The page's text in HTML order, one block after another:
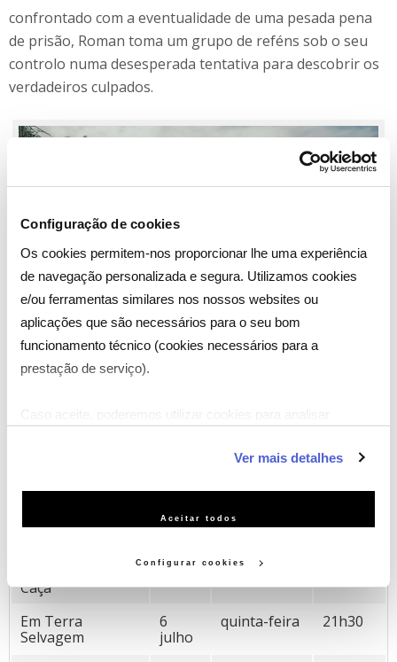
Configuração de cookies
Os cookies permitem-nos proporcionar lhe uma experiência
de navegação personalizada e segura. Utilizamos cookies
e/ou ferramentas similares nos nossos websites ou
aplicações que são necessários para o seu bom
funcionamento técnico (cookies necessários para a
prestação de serviço).
serviço às suas preferências e apresentar-lhe
publicidade personalizada). Pode gerir a utilização dos
Ver mais detalhes
Aceitar todos
Configurar cookies
confrontado com a eventualidade de uma pesada pena
de prisão, Roman toma um grupo de reféns sob o seu
controlo numa desesperada tentativa para descobrir os
verdadeiros culpados.
Caça
1
julho
sábado
Em Terra
Selvagem
6
julho
quinta-feira 21h30